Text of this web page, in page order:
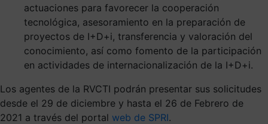
actuaciones para favorecer la cooperación
tecnológica, asesoramiento en la preparación de
proyectos de I+D+i, transferencia y valoración del
conocimiento, así como fomento de la participación
en actividades de internacionalización de la I+D+i.
Los agentes de la RVCTI podrán presentar sus solicitudes
desde el 29 de diciembre y hasta el 26 de Febrero de
2021 a través del portal web de SPRI.